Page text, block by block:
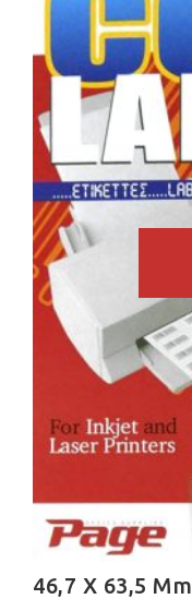
46,7 X 63,5 Mm